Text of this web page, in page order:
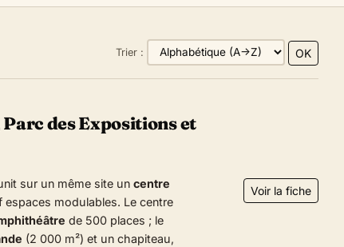
Trier : OK
des Expositions et
sur un même site un centre
espaces modulables. Le centre
de 500 places ; le
(2 000 m²) et un chapiteau,
Voir la fiche